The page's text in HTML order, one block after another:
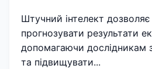
Штучний інтелект
прогнозувати результати
допомагаючи дослідникам
та підвищувати...